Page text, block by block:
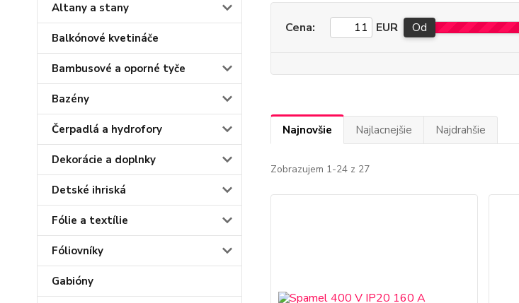
Altany a stany
Balkónové kvetináče
Bambusové a oporné tyče
Bazény
Čerpadlá a hydrofory
Dekorácie a doplnky
Detské ihriská
Fólie a textílie
Fóliovníky
Gabióny
Cena: EUR Od
Najnovšie Najlacnejšie Najdrahšie
Zobrazujem 1-24 z 27